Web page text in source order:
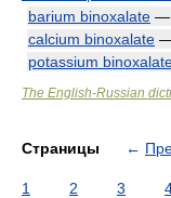
barium binoxalate —
calcium binoxalate
potassium
The English-Russian
Страницы ←
1 2 3